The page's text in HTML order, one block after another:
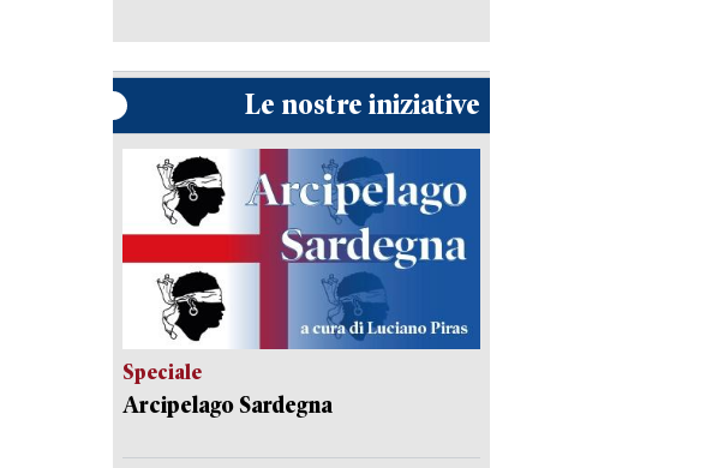
Le nostre iniziative
Speciale
Arcipelago Sardegna